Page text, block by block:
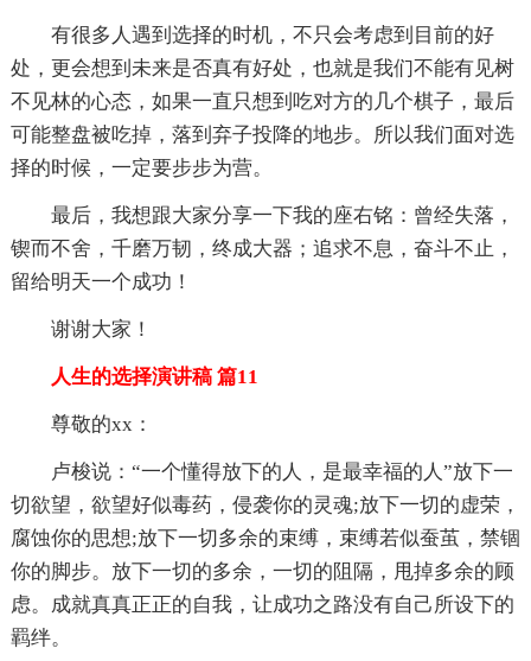
有很多人遇到选择的时机，不只会考虑到目前的好
处，更会想到未来是否真有好处，也就是我们不能有见树
不见林的心态，如果一直只想到吃对方的几个棋子，最后
可能整盘被吃掉，落到弃子投降的地步。所以我们面对选
择的时候，一定要步步为营。
最后，我想跟大家分享一下我的座右铭：曾经失落，
锲而不舍，千磨万韧，终成大器；追求不息，奋斗不止，
留给明天一个成功！
谢谢大家！
人生的选择演讲稿 篇11
尊敬的xx：
卢梭说：“一个懂得放下的人，是最幸福的人”放下一
切欲望，欲望好似毒药，侵袭你的灵魂;放下一切的虚荣，
腐蚀你的思想;放下一切多余的束缚，束缚若似蚕茧，禁锢
你的脚步。放下一切的多余，一切的阻隔，甩掉多余的顾
虑。成就真真正正的自我，让成功之路没有自己所设下的
羁绊。